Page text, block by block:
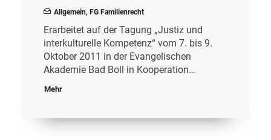
Allgemein, FG Familienrecht
Erarbeitet auf der Tagung „Justiz und
interkulturelle Kompetenz“ vom 7. bis 9.
Oktober 2011 in der Evangelischen
Akademie Bad Boll in Kooperation…
Mehr